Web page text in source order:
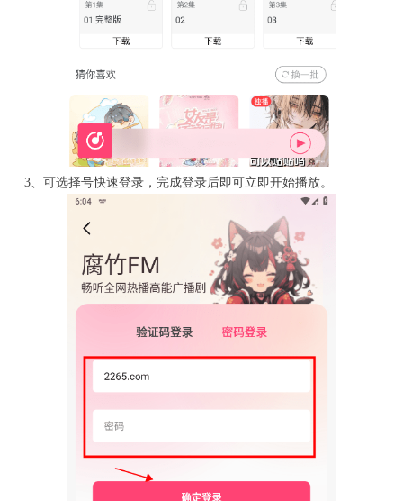
3、可选择号快速登录，完成登录后即可立即开始播放。